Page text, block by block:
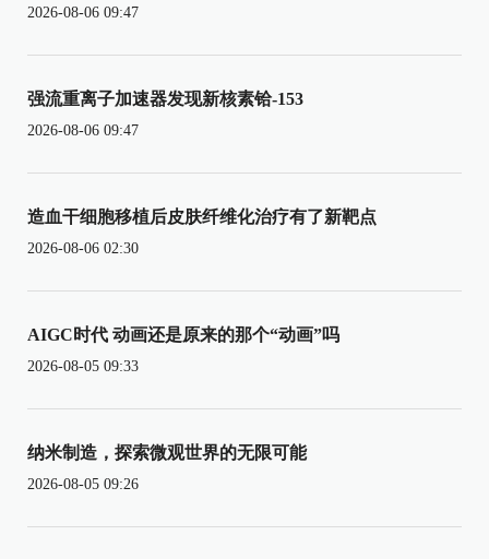
2026-08-06 09:47
强流重离子加速器发现新核素铪-153
2026-08-06 09:47
造血干细胞移植后皮肤纤维化治疗有了新靶点
2026-08-06 02:30
AIGC时代 动画还是原来的那个“动画”吗
2026-08-05 09:33
纳米制造，探索微观世界的无限可能
2026-08-05 09:26